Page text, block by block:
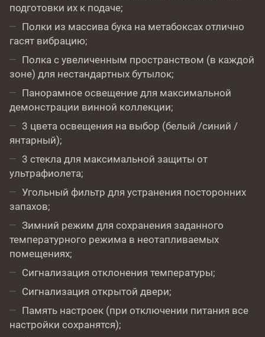
подготовки их к подаче;
Полки из массива бука на метабоксах отлично
гасят вибрацию;
Полка с увеличенным пространством (в каждой
зоне) для нестандартных бутылок;
Панорамное освещение для максимальной
демонстрации винной коллекции;
3 цвета освещения на выбор (белый /синий /
янтарный);
3 стекла для максимальной защиты от
ультрафиолета;
Угольный фильтр для устранения посторонних
запахов;
Зимний режим для сохранения заданного
температурного режима в неотапливаемых
помещениях;
Сигнализация отклонения температуры;
Сигнализация открытой двери;
Память настроек (при отключении питания все
настройки сохранятся);